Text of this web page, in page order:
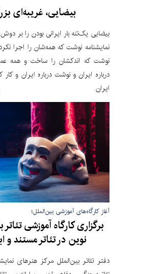
بیضایی، غریبه‌ای
بیضایی یک‌تنه بار ایرانی بودن را بر
نمایشنامه نوشت که همه‌شان را اجرا
نوشت که اندکشان را ساخت و همه
درباره ایران و نوشت درباره ایران و
ایران.
آغاز کارگاه‌های آموزشی بین‌الملل؛
برگزاری کارگاه آموزشی
نوین در تئاتر مستند و
دفتر تئاتر بین‌الملل مرکز هنرهای